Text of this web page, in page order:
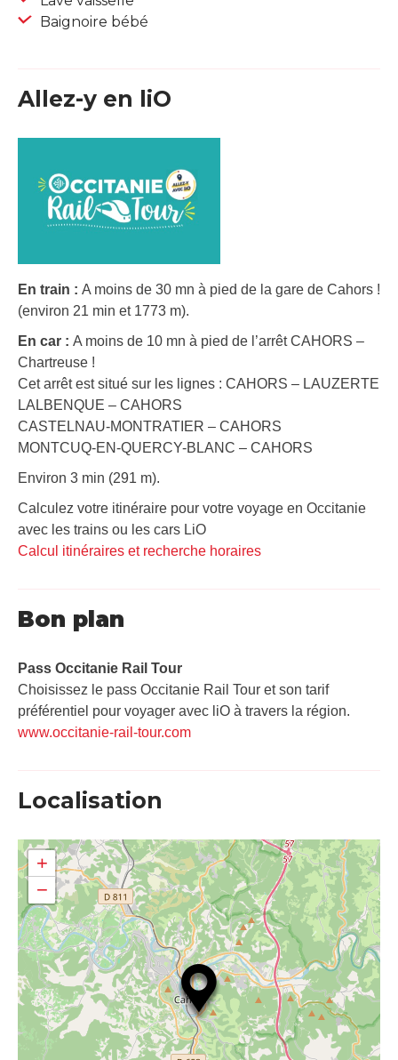
Baignoire bébé
Allez-y en liO
En train : A moins de 30 mn à pied de la gare de Cahors !
(environ 21 min et 1773 m).
En car : A moins de 10 mn à pied de l’arrêt CAHORS –
Chartreuse !
Cet arrêt est situé sur les lignes : CAHORS – LAUZERTE
LALBENQUE – CAHORS
CASTELNAU-MONTRATIER – CAHORS
MONTCUQ-EN-QUERCY-BLANC – CAHORS
Environ 3 min (291 m).
Calculez votre itinéraire pour votre voyage en Occitanie
avec les trains ou les cars LiO
Calcul itinéraires et recherche horaires
Bon plan
Pass Occitanie Rail Tour​
Choisissez le pass Occitanie Rail Tour et son tarif
préférentiel pour voyager avec liO à travers la région.
www.occitanie-rail-tour.com
Localisation
+
−